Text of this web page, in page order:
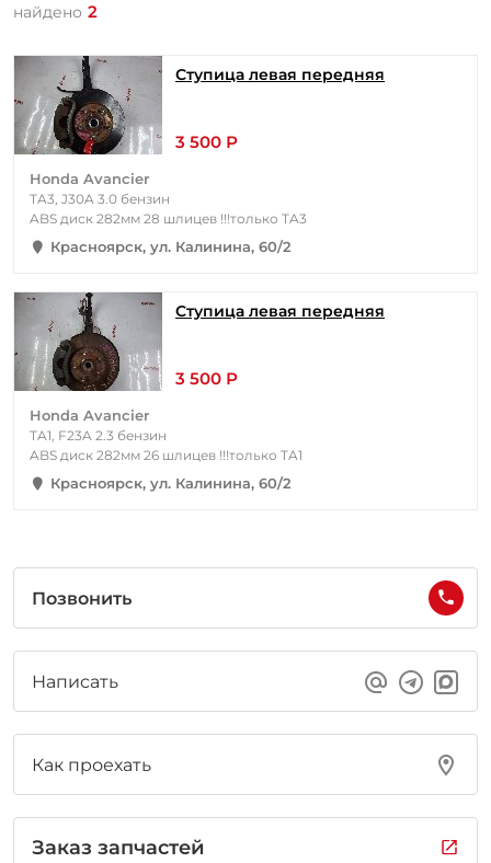
найдено 2
Ступица левая передняя
3 500 Р
Honda Avancier
TA3, J30A 3.0 бензин
ABS диск 282мм 28 шлицев !!!только TA3
Красноярск, ул. Калинина, 60/2
Ступица левая передняя
3 500 Р
Honda Avancier
TA1, F23A 2.3 бензин
ABS диск 282мм 26 шлицев !!!только TA1
Красноярск, ул. Калинина, 60/2
Позвонить
Написать
Как проехать
Заказ запчастей